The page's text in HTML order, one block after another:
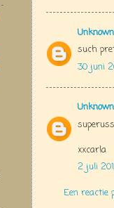
Unknown
such
30 juni
Unknown
xxcarla
2 juli
Een reactie